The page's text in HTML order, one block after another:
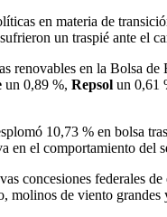
en materia de
un traspié ante el
renovables en la Bolsa
un 0,89 %, Repsol un 0,61
10,73 % en bolsa
en el comportamiento del
concesiones federales
molinos de viento